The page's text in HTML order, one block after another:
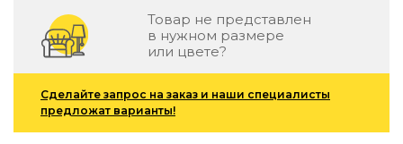
Товар не представлен
в нужном размере
или цвете?
Сделайте запрос на заказ и наши специалисты
предложат варианты!